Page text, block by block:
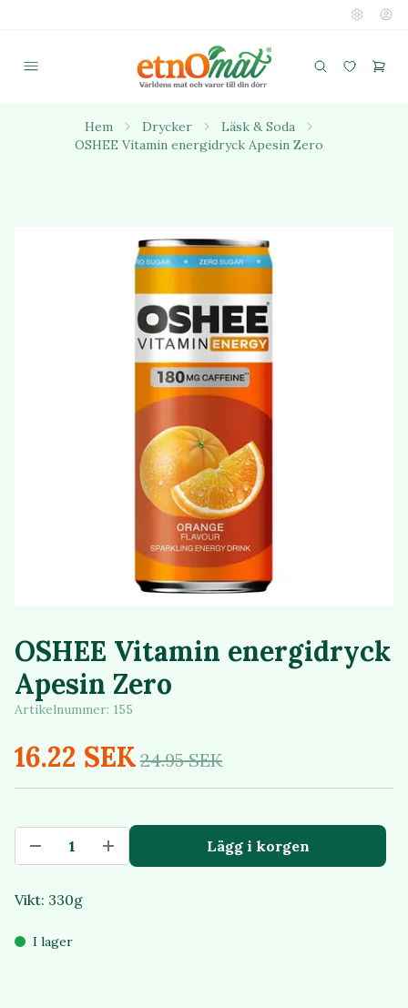
Hem Drycker
Läsk & Soda
OSHEE Vitamin energidryck Apesin Zero
OSHEE Vitamin energidryck
Apesin Zero
Artikelnummer: 155
16.22 SEK 24.95 SEK
Lägg i korgen
Vikt: 330g
I lager